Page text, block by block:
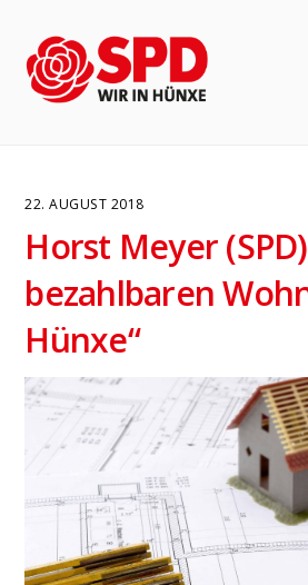
22. AUGUST 2018
Horst Meyer
bezahlbaren
Hünxe“